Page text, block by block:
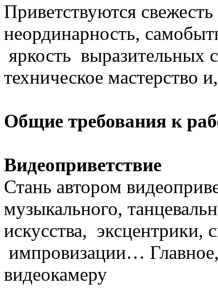
Приветствуются
неординарность,
яркость выразительных
техническое мастерство
Общие требования к
Видеоприветствие
Стань автором
музыкального,
искусства, эксцентрики,
импровизации… Главное,
видеокамеру